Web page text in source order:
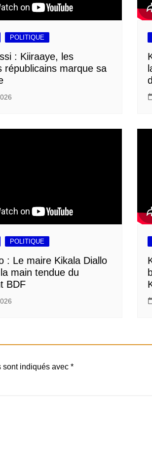
POLITIQUE
: Kiiraaye, les
républicains marque sa
POLITIQUE
: Le maire Kikala Diallo
main tendue du
BDF
sont indiqués avec *